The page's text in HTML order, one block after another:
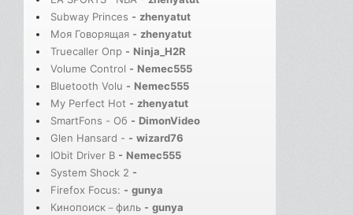
Subway Princes - zhenyatut
Моя Говорящая - zhenyatut
Truecaller Опр - Ninja_H2R
Volume Control - Nemec555
Bluetooth Volu - Nemec555
My Perfect Hot - zhenyatut
SmartFons - Об - DimonVideo
Glen Hansard - - wizard76
IObit Driver B - Nemec555
System Shock 2 -
Firefox Focus: - gunya
Кинопоиск－филь - gunya